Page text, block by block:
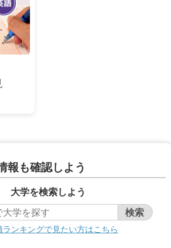
報も確認しよう
大学を検索しよう
ランキングで見たい方はこちら